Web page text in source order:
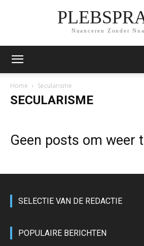
Nuanceren Zonder
Home Secularisme
SECULARISME
Geen posts om weer
SELECTIE VAN DE REDACTIE
POPULAIRE BERICHTEN